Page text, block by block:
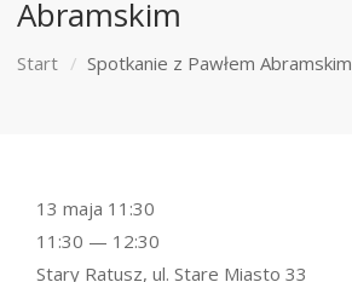
Abramskim
Start Spotkanie z Pawłem Abramskim
13 maja 11:30
11:30 — 12:30
Stary Ratusz, ul. Stare Miasto 33